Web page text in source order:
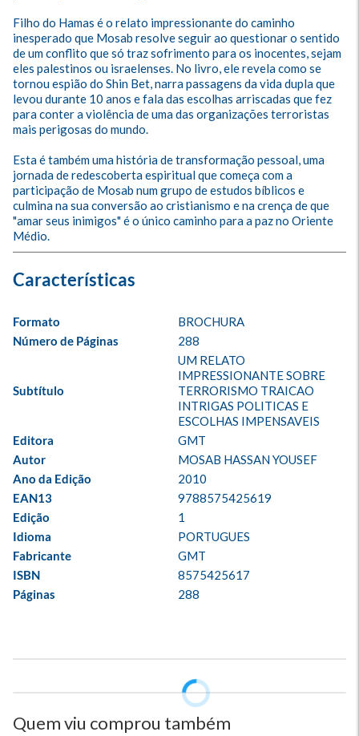
Filho do Hamas é o relato impressionante do caminho
inesperado que Mosab resolve seguir ao questionar o sentido
de um conflito que só traz sofrimento para os inocentes, sejam
eles palestinos ou israelenses. No livro, ele revela como se
tornou espião do Shin Bet, narra passagens da vida dupla que
levou durante 10 anos e fala das escolhas arriscadas que fez
para conter a violência de uma das organizações terroristas
mais perigosas do mundo.
Esta é também uma história de transformação pessoal, uma
jornada de redescoberta espiritual que começa com a
participação de Mosab num grupo de estudos bíblicos e
culmina na sua conversão ao cristianismo e na crença de que
"amar seus inimigos" é o único caminho para a paz no Oriente
Médio.
Formato
BROCHURA
Número de Páginas
288
Subtítulo
UM RELATO
IMPRESSIONANTE SOBRE
TERRORISMO TRAICAO
INTRIGAS POLITICAS E
ESCOLHAS IMPENSAVEIS
Editora
GMT
Autor
MOSAB HASSAN YOUSEF
Ano da Edição
2010
EAN13
9788575425619
Edição
1
Idioma
PORTUGUES
Fabricante
GMT
ISBN
8575425617
Páginas
288
Quem viu comprou também